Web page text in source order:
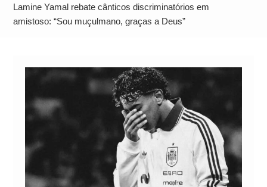
Operação Ágio: Ação policial na Bahia prende 14
suspeitos e mira rede ligada a ‘Zói de Gato’, do
Lamine Yamal rebate cânticos discriminatórios em
amistoso: “Sou muçulmano, graças a Deus”